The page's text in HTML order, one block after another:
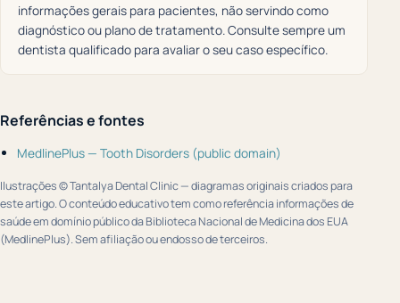
informações gerais para pacientes, não servindo como
diagnóstico ou plano de tratamento. Consulte sempre um
dentista qualificado para avaliar o seu caso específico.
Referências e fontes
MedlinePlus — Tooth Disorders (public domain)
Ilustrações © Tantalya Dental Clinic — diagramas originais criados para
este artigo. O conteúdo educativo tem como referência informações de
saúde em domínio público da Biblioteca Nacional de Medicina dos EUA
(MedlinePlus). Sem afiliação ou endosso de terceiros.